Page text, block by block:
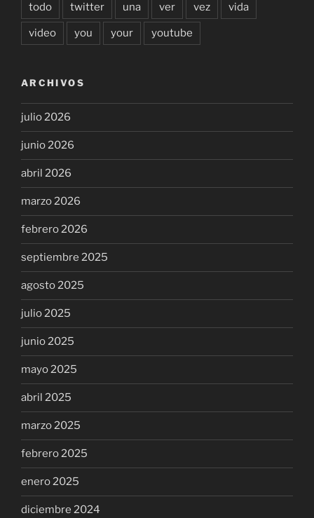
todo twitter una ver vez vida
video you your youtube
ARCHIVOS
julio 2026
junio 2026
abril 2026
marzo 2026
febrero 2026
septiembre 2025
agosto 2025
julio 2025
junio 2025
mayo 2025
abril 2025
marzo 2025
febrero 2025
enero 2025
diciembre 2024